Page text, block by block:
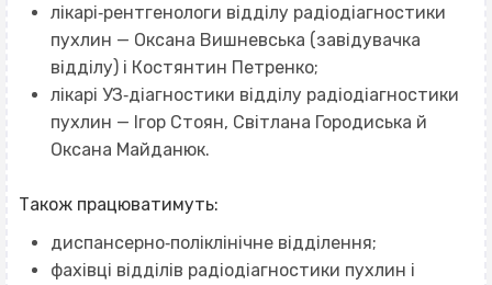
лікарі‐рентгенологи відділу радіодіагностики
пухлин — Оксана Вишневська (завідувачка
відділу) і Костянтин Петренко;
лікарі УЗ‐діагностики відділу радіодіагностики
пухлин — Ігор Стоян, Світлана Городиська й
Оксана Майданюк.
Також працюватимуть:
диспансерно‐поліклінічне відділення;
фахівці відділів радіодіагностики пухлин і